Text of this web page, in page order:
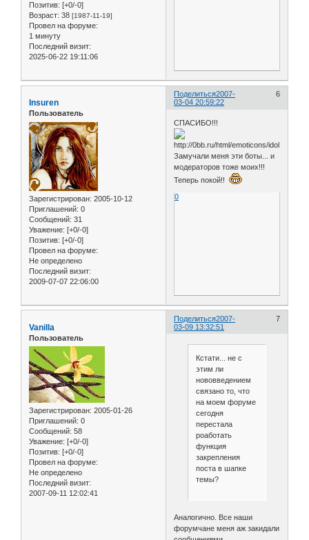
Позитив: [+0/-0]
Возраст: 38 [1987-11-19]
Провел на форуме:
1 минуту
Последний визит:
2025-06-22 19:11:06
Поделиться 6
2007-
03-04 20:59:22
Insuren
Пользователь
Зарегистрирован: 2005-10-12
Приглашений: 0
Сообщений: 31
Уважение: [+0/-0]
Позитив: [+0/-0]
Провел на форуме:
Не определено
Последний визит:
2009-07-07 22:06:00
СПАСИБО!!!
Замучали меня эти боты... и
модераторов тоже моих!!!
Теперь покой!!
0
Поделиться 7
2007-
03-09 13:32:51
Vanilla
Пользователь
Зарегистрирован: 2005-01-26
Приглашений: 0
Сообщений: 58
Уважение: [+0/-0]
Позитив: [+0/-0]
Провел на форуме:
Не определено
Последний визит:
2007-09-11 12:02:41
Кстати... не с
этим ли
нововведением
связано то, что
на моем форуме
сегодня
перестала
роаботать
функция
закрепления
поста в шапке
темы?
Аналогично. Все наши
форумчане меня аж закидали